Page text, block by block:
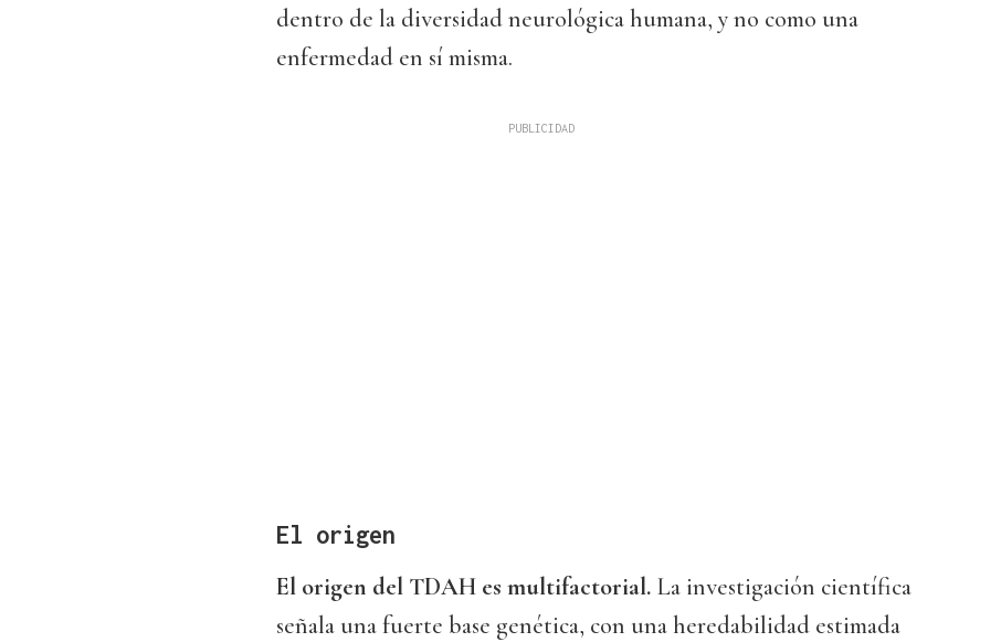
dentro de la diversidad neurológica humana, y no como una
enfermedad en sí misma.
El origen
El origen del TDAH es multifactorial. La investigación científica
señala una fuerte base genética, con una heredabilidad estimada